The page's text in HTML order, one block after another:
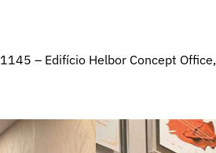
– Edifício Helbor Concept